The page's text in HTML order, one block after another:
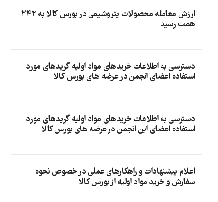
ارزش معامله محصولات پتروشیمی در بورس کالا به 242
همت رسید
دسترسی به اطلاعات خریدهای مواد اولیه گریدهای مورد
استفاده اعضای انجمن در عرضه های بورس کالا
دسترسی به اطلاعات خریدهای مواد اولیه گریدهای مورد
استفاده اعضای این انجمن در عرضه های بورس کالا
اعلام پیشنهادات و راهکارهای عملی در خصوص نحوه
سفارش و خرید مواد اولیه از بورس کالا